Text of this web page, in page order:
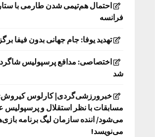
احتمال هم‌تیمی شدن طارمی با
فرانسه
تهدید یوفا: جام جهانی بدون فیفا
اختصاصی: مدافع پرسپولیس
شد
خبرورزشی‌گردی| کارلوس کیروش:
مسابقات با نظر استقلال و
می‌شود/ اننده سازمان لیگ برنامه
می‌نویسد!